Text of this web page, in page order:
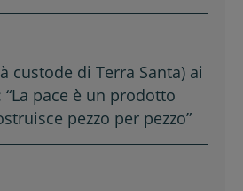
custode di Terra Santa) ai
pace è un prodotto
pezzo per pezzo”